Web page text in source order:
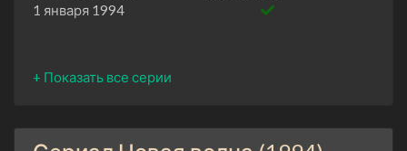
1 января 1994